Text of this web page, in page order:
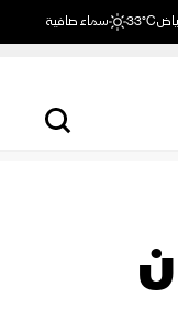
33°C سماء صافية